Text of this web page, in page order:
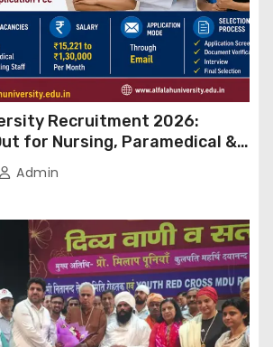
Recruitment 2026:
for Nursing, Paramedical &
Posts, Apply Through Email
Admin